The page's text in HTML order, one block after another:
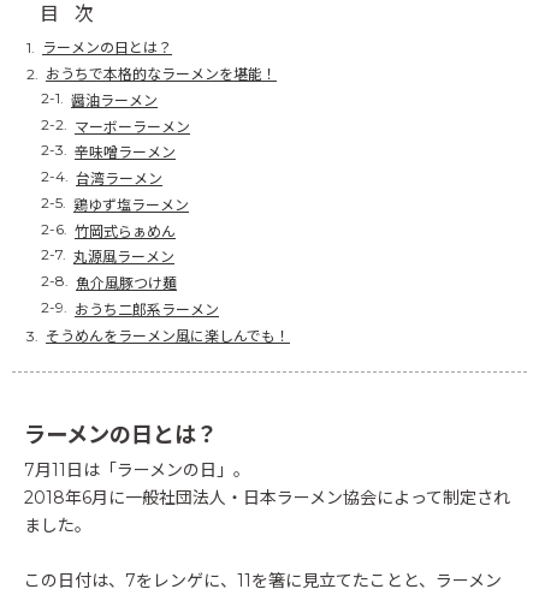
目次
ラーメンの日とは？
おうちで本格的なラーメンを堪能！
醤油ラーメン
マーボーラーメン
辛味噌ラーメン
台湾ラーメン
鶏ゆず塩ラーメン
竹岡式らぁめん
丸源風ラーメン
魚介風豚つけ麺
おうち二郎系ラーメン
そうめんをラーメン風に楽しんでも！
ラーメンの日とは？
7月11日は「ラーメンの日」。
2018年6月に一般社団法人・日本ラーメン協会によって制定され
ました。
この日付は、7をレンゲに、11を箸に見立てたことと、ラーメン